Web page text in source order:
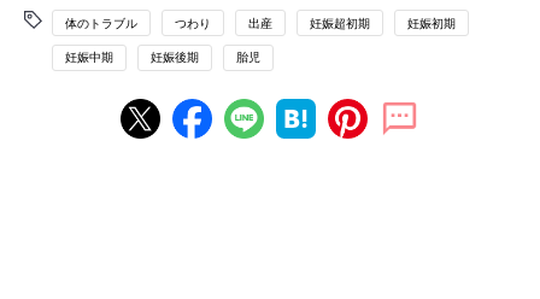
をベースにお話しします。GDF15は、ストレスによってつくら
れるサイトカインの１つです。
にかかわるタンパク質で、免疫に関わっています。たとえば、
「炎症」の原因となる代表的なものに「感染」があります。体内
体のトラブル つわり 出産 妊娠超初期 妊娠初期
妊娠中期 妊娠後期 胎児